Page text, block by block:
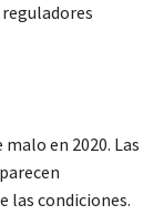
en 2020. Las
las condiciones.